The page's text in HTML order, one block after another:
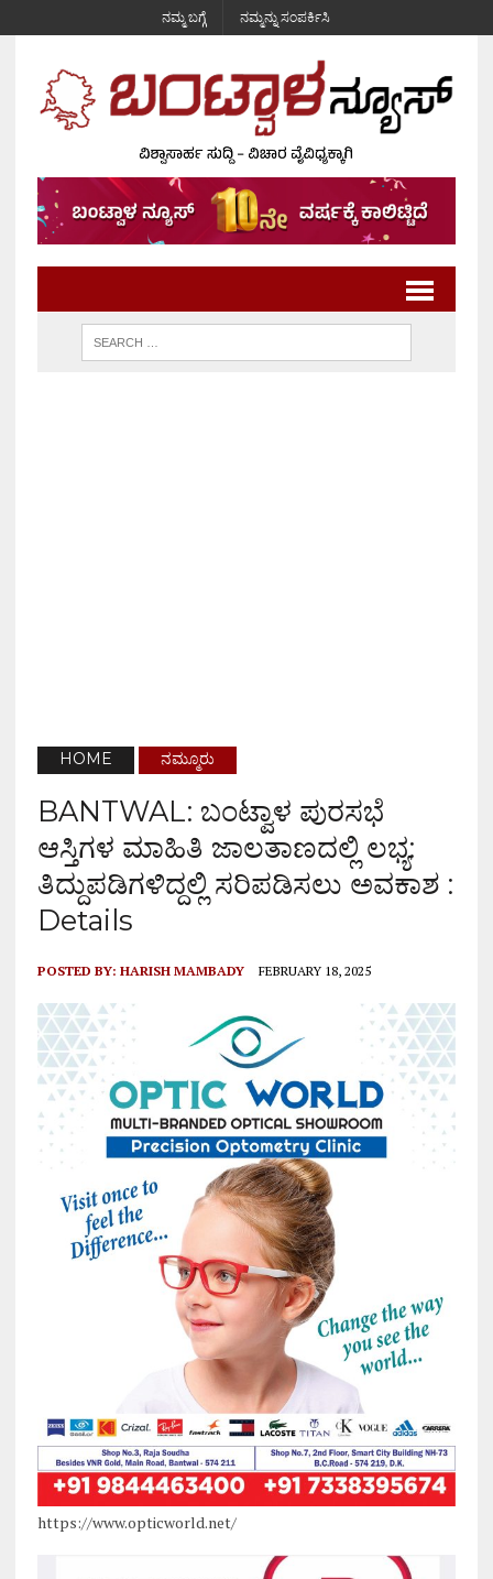
ನಮ್ಮ ಬಗ್ಗೆ ನಮ್ಮನ್ನು ಸಂಪರ್ಕಿಸಿ
HOME ನಮ್ಮೂರು
BANTWAL: ಬಂಟ್ವಾಳ ಪುರಸಭೆ
ಆಸ್ತಿಗಳ ಮಾಹಿತಿ ಜಾಲತಾಣದಲ್ಲಿ ಲಭ್ಯ:
ತಿದ್ದುಪಡಿಗಳಿದ್ದಲ್ಲಿ ಸರಿಪಡಿಸಲು ಅವಕಾಶ :
Details
POSTED BY: HARISH MAMBADY FEBRUARY 18, 2025
https://www.opticworld.net/